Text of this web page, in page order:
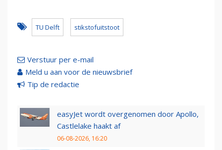
TU Delft stikstofuitstoot
Verstuur per e-mail
Meld u aan voor de nieuwsbrief
Tip de redactie
easyJet wordt overgenomen door Apollo,
Castlelake haakt af
06-08-2026, 16:20